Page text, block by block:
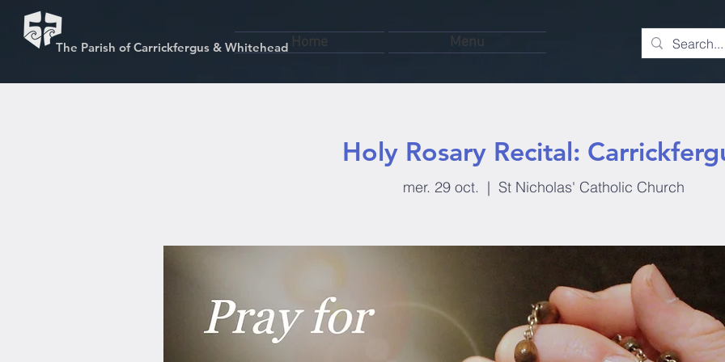
The Parish of Carrickfergus & Whitehead Home Menu
Holy Rosary Recital:
mer. 29 oct.
  |
St Nicholas' Catholic Church